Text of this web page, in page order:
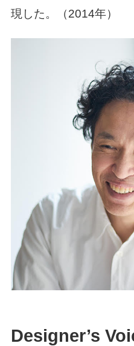
現した。（2014年）
Designer’s